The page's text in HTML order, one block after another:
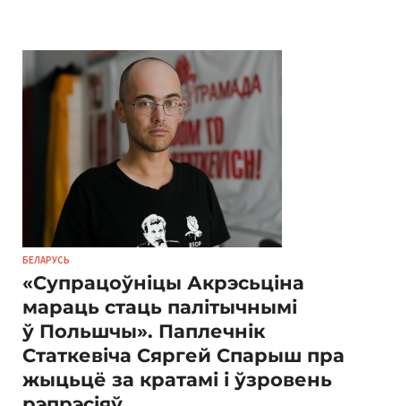
БЕЛАРУСЬ
«Супрацоўніцы Акрэсьціна
мараць стаць палітычнымі
ў Польшчы». Паплечнік
Статкевіча Сяргей Спарыш пра
жыцьцё за кратамі і ўзровень